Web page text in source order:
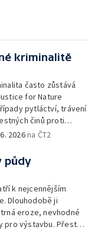
kriminalitě
často zůstává
for Nature
pytláctví, trávení
činů proti
monitoringem a
2026na ČT2
půdy
k nejcennějším
Dlouhodobě ji
eroze, nevhodné
pro výstavbu. Přesto